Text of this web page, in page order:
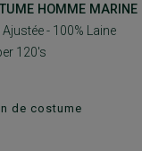
HOMME MARINE
- 100% Laine
120's
de costume